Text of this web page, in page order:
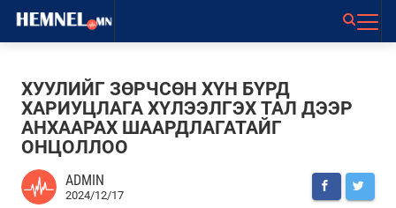
ХУУЛИЙГ ЗӨРЧСӨН ХҮН БҮРД
ХАРИУЦЛАГА ХҮЛЭЭЛГЭХ ТАЛ ДЭЭР
АНХААРАХ ШААРДЛАГАТАЙГ
ОНЦОЛЛОО
ADMIN
2024/12/17